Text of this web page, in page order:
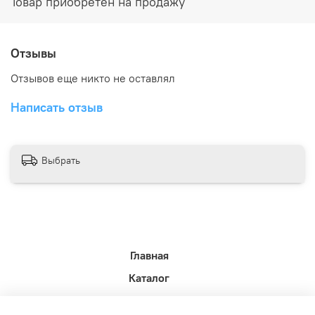
Отзывы
Отзывов еще никто не оставлял
Написать отзыв
Выбрать
Главная
Каталог